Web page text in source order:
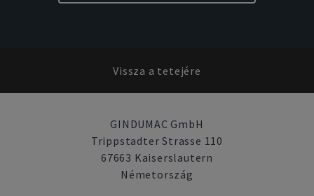
Vissza a tetejére
GINDUMAC GmbH
Trippstadter Strasse 110
67663 Kaiserslautern
Németország